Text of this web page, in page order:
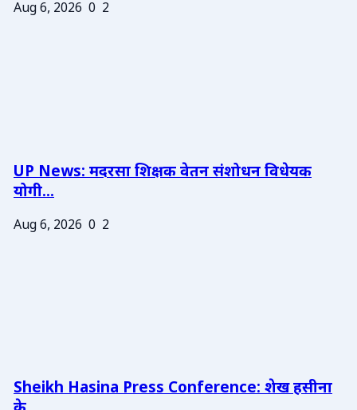
Aug 6, 2026 0 2
UP News: मदरसा शिक्षक वेतन संशोधन विधेयक
योगी...
Aug 6, 2026 0 2
Sheikh Hasina Press Conference: शेख हसीना